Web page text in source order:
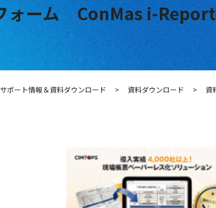
ォーム ConMas i-
サポート情報＆資料ダウンロード > 資料ダウンロード > 資